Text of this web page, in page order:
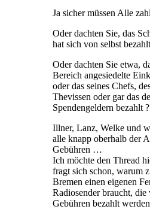
Ja sicher müssen Alle
Oder dachten Sie, das
hat sich von selbst
Oder dachten Sie etwa,
Bereich angesiedelte
oder das seines Chefs,
Thevissen oder gar das
Spendengeldern bezahlt ?
Illner, Lanz, Welke und
alle knapp oberhalb der
Gebühren …
Ich möchte den Thread
fragt sich schon, warum
Bremen einen eigenen
Radiosender braucht,
Gebühren bezahlt